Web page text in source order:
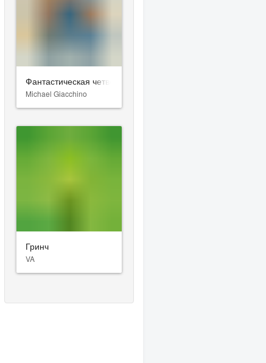
Фантастическая четвёрка: Первые шаги
Michael Giacchino
Гринч
VA